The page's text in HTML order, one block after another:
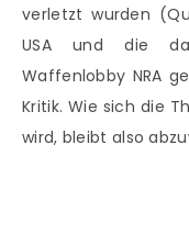
verletzt wurden
USA und die
Waffenlobby NRA
Kritik. Wie sich die
wird, bleibt also